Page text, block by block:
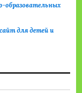
образовательных
для детей и